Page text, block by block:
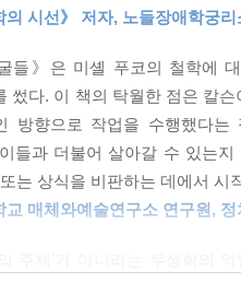
병인론 담론이 여성 집단 전
다.
를 오가는 ‘젠더화’ 문제」 중
장애의 사회적 모델의 전제가
손상’ 자체가 어떻게 구성되는
옹호, 권리, 그리고 법적 보호
굴들』은 2010년 미국에서
칼슨은 지적장애를 둘러싼
쳐 지적장애를 철학적으로 사
사람들을 정의하고, 연구하고,
지적장애를 비인간화하고 특
의 시선》 저자, 노들장애학궁
들》은 미셸 푸코의 철학에
썼다. 이 책의 탁월한 점은 칼
방향으로 작업을 수행했다
들과 더불어 살아갈 수 있는
는 상식을 비판하는 데에서 시
교 매체와예술연구소 연구원,